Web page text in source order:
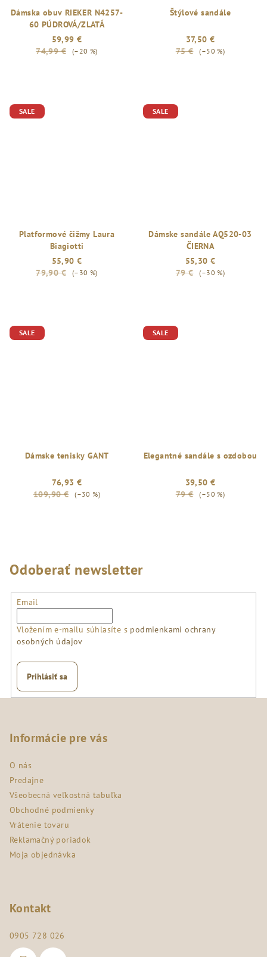
Dámska obuv RIEKER N4257-
60 PÚDROVÁ/ZLATÁ
59,99 €
74,99 €
(–20 %)
Štýlové sandále
37,50 €
75 €
(–50 %)
SALE
Platformové čižmy Laura
Biagiotti
55,90 €
79,90 €
(–30 %)
SALE
Dámske sandále AQ520-03
ČIERNA
55,30 €
79 €
(–30 %)
SALE
Dámske tenisky GANT
76,93 €
109,90 €
(–30 %)
SALE
Elegantné sandále s ozdobou
39,50 €
79 €
(–50 %)
Odoberať newsletter
Email
Vložením e-mailu súhlasíte s podmienkami ochrany
osobných údajov
Prihlásiť sa
Informácie pre vás
O nás
Predajne
Všeobecná veľkostná tabuľka
Obchodné podmienky
Vrátenie tovaru
Reklamačný poriadok
Moja objednávka
Kontakt
0905 728 026